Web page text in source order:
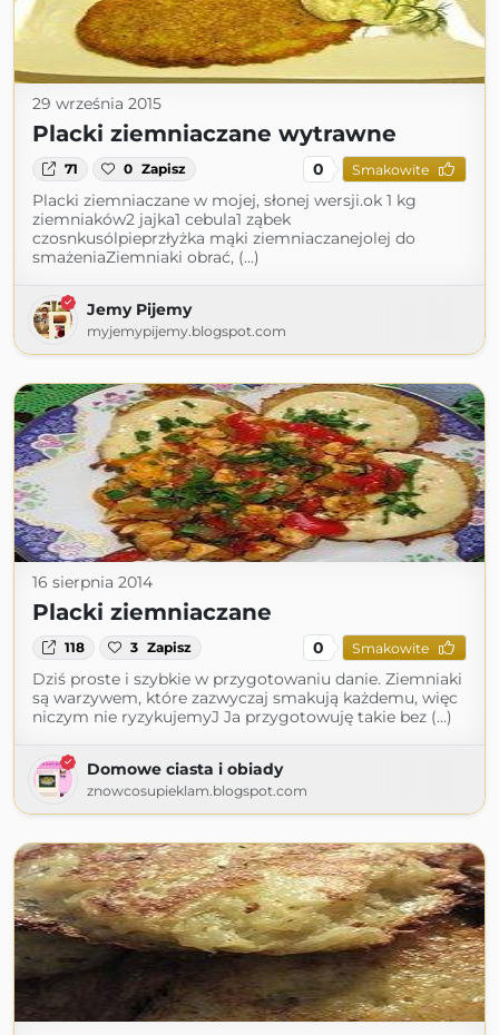
29 września 2015
Placki ziemniaczane wytrawne
71 0 Zapisz 0 Smakowite
Placki ziemniaczane w mojej, słonej wersji.ok 1 kg
ziemniaków2 jajka1 cebula1 ząbek
czosnkusólpieprzłyżka mąki ziemniaczanejolej do
smażeniaZiemniaki obrać, (...)
Jemy Pijemy
myjemypijemy.blogspot.com
16 sierpnia 2014
Placki ziemniaczane
118 3 Zapisz 0 Smakowite
Dziś proste i szybkie w przygotowaniu danie. Ziemniaki
są warzywem, które zazwyczaj smakują każdemu, więc
niczym nie ryzykujemyJ Ja przygotowuję takie bez (...)
Domowe ciasta i obiady
znowcosupieklam.blogspot.com